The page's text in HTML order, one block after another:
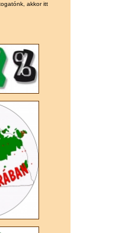
akkor itt